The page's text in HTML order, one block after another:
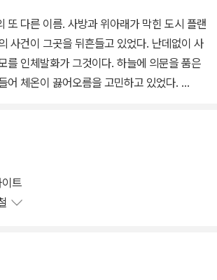
또 다른 이름. 사방과 위아래가 막힌 도시 플랜
사건이 그곳을 뒤흔들고 있었다. 난데없이 사
를 인체발화가 그것이다. 하늘에 의문을 품은
어 체온이 끓어오름을 고민하고 있었다.
명과, 친구들의 안전과, 평온한 일상을 지키기
조사하던 도중, 가화인은 은색 슈트케이스에
정체와 책무를 마주하게 되는데….
트